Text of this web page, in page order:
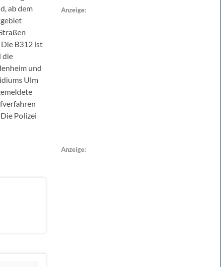
ab dem
B312 ist
die
und
Ulm
Polizei
Anzeige:
Anzeige: